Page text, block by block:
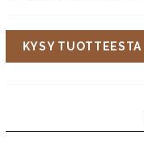
KYSY TUOTTEESTA